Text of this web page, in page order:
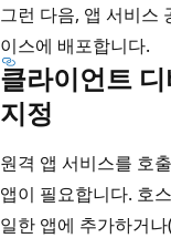
그런 다음, 앱 서비스
이스에 배포합니다.
클라이언트
지정
원격 앱 서비스를 호
앱이 필요합니다. 호
일한 앱에 추가하거